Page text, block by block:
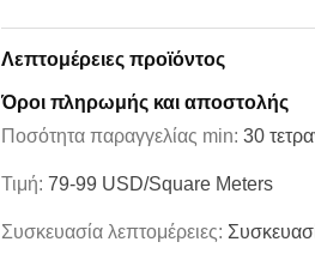
Λεπτομέρειες προϊόντος
Όροι πληρωμής και αποστολής
Ποσότητα παραγγελίας min: 30
Τιμή: 79-99 USD/Square Meters
Συσκευασία λεπτομέρειες: